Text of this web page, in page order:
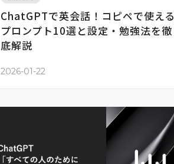
ChatGPTで英会話！コピペで使える
プロンプト10選と設定・勉強法を徹
底解説
2026-01-22